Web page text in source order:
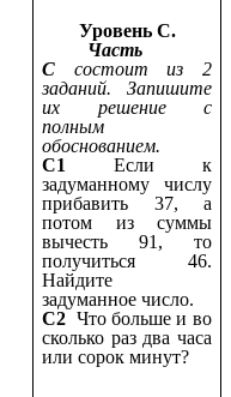
Уровень С.
Часть
С состоит из 2
заданий. Запишите
их решение с
полным
обоснованием.
С1
Если к
задуманному числу
прибавить 37, а
потом из суммы
вычесть 91, то
получиться 46.
Найдите
задуманное число.
С2 Что больше и во
сколько раз два часа
или сорок минут?